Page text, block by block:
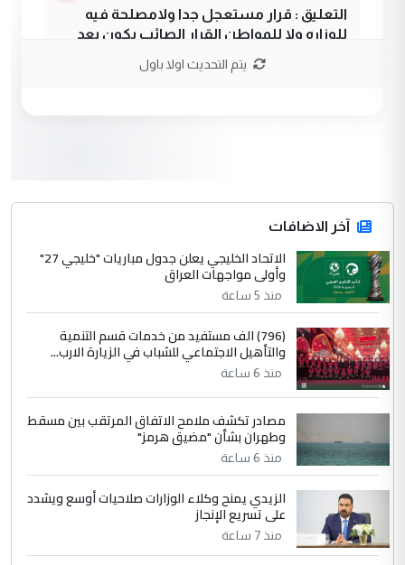
التعليق : قرار مستعجل جدا ولامصلحة فيه
للوزاره ولا للمواطن القرار الصائب يكون بعد
جنسية الرافد الثالث للعراق ومن اصول عريقة
ابا فرات ...
الموضوع :
الجواهري يرد على صدام حسين سل
مضجعيك يابن الزنا (نص كامل)
سردار
التعليق : واحد من عصابة علي ماما يسقط
جنسية الرافد الثالث للعراق ومن اصول عريقة
ابا فرات ...
الجواهري يرد على صدام حسين سل
مضجعيك يابن الزنا (نص كامل)
5
التعليق : تحياتي لك استاذ حامدتركان. كلام
دقيق ومسؤول؛ فالاستثمار الحقيقي للإنسان
يتم التحديث اولا باول
آخر الاضافات
الاتحاد الخليجي يعلن جدول مباريات "خليجي 27"
وأولى مواجهات العراق
منذ 5 ساعة
(796) الف مستفيد من خدمات قسم التنمية
والتأهيل الاجتماعي للشباب في الزيارة الارب...
منذ 6 ساعة
مصادر تكشف ملامح الاتفاق المرتقب بين مسقط
وطهران بشأن "مضيق هرمز"
منذ 6 ساعة
الزيدي يمنح وكلاء الوزارات صلاحيات أوسع ويشدد
على تسريع الإنجاز
منذ 7 ساعة